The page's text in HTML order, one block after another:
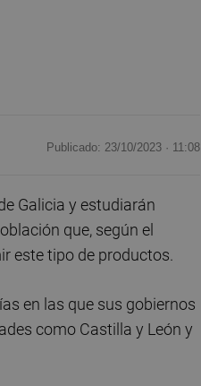
Publicado: 23/10/2023 · 11:08
Galicia y estudiarán
que, según el
este tipo de productos.
en las que sus gobiernos
como Castilla y León y